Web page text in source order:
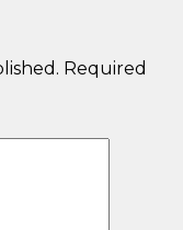
Required